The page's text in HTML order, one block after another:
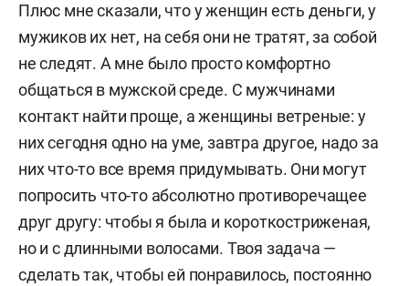
Плюс мне сказали, что у женщин есть деньги, у
мужиков их нет, на себя они не тратят, за собой
не следят. А мне было просто комфортно
общаться в мужской среде. С мужчинами
контакт найти проще, а женщины ветреные: у
них сегодня одно на уме, завтра другое, надо за
них что-то все время придумывать. Они могут
попросить что-то абсолютно противоречащее
друг другу: чтобы я была и короткостриженая,
но и с длинными волосами. Твоя задача —
сделать так, чтобы ей понравилось, постоянно